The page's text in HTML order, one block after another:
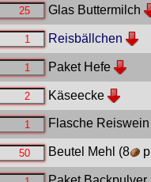
Glas Buttermilch
Reisbällchen
Paket Hefe
Käseecke
Flasche Reiswein
Beutel Mehl (8